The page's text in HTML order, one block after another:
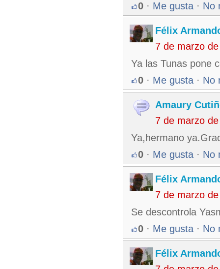
0 · Me gusta · No
Félix
7 de marzo
Ya las Tunas pone
0 · Me gusta · No
Amaury
7 de marzo
Ya,hermano
0 · Me gusta · No
Félix
7 de marzo
Se descontrola
0 · Me gusta · No
Félix